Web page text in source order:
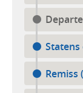
Remiss